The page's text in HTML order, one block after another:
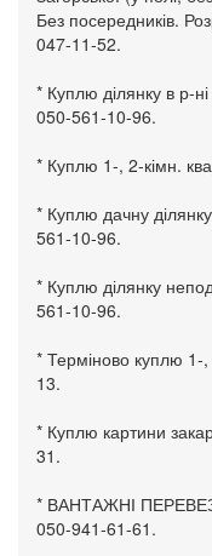
Без посередників.
047-11-52.
* Куплю ділянку в р-
050-561-10-96.
* Куплю 1-, 2-кімн.
* Куплю дачну
561-10-96.
* Куплю ділянку
561-10-96.
* Терміново куплю 1-
13.
* Куплю картини
31.
* ВАНТАЖНІ
050-941-61-61.